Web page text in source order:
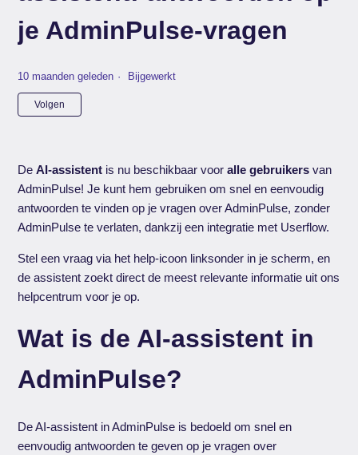
je AdminPulse-vragen
10 maanden geleden Bijgewerkt
Volgen
DeAI-assistent is nu beschikbaar vooralle gebruikers van
AdminPulse! Je kunt hem gebruiken om snel en eenvoudig
antwoorden te vinden op je vragen over AdminPulse, zonder
AdminPulse te verlaten, dankzij een integratie met Userflow.
Stel een vraag via het help-icoon linksonder in je scherm, en
de assistent zoekt direct de meest relevante informatie uit ons
helpcentrum voor je op.
Wat is de AI-assistent in
AdminPulse?
De AI-assistent in AdminPulse is bedoeld om snel en
eenvoudig antwoorden te geven op je vragen over